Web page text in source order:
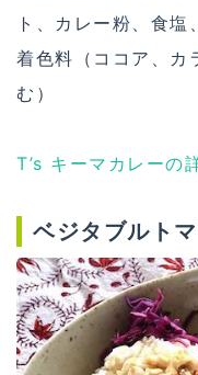
ト、カレー粉、食
着色料（ココア、カ
む）
T’s キーマカレーの
ベジタブルト